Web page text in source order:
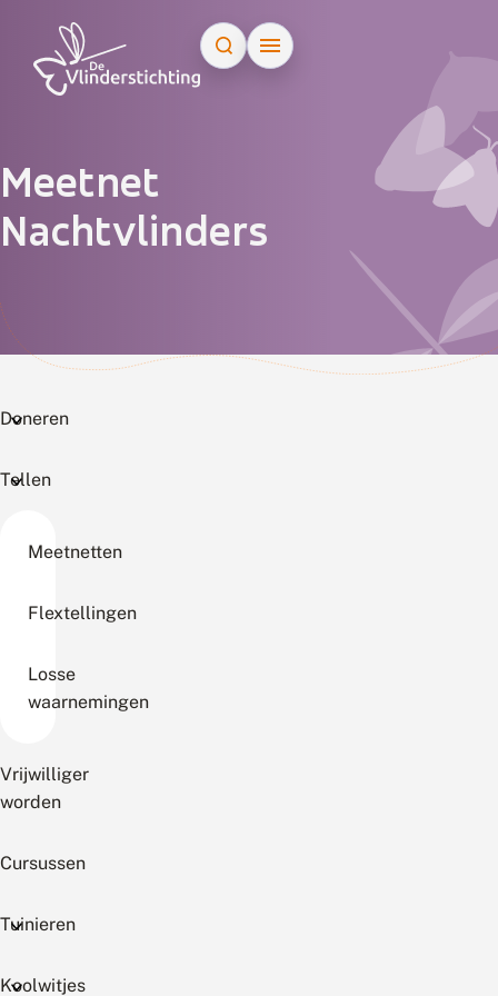
Meetnet
Nachtvlinders
Doneren
Tellen
Meetnetten
Flextellingen
Losse
waarnemingen
Vrijwilliger
worden
Cursussen
Tuinieren
Koolwitjes